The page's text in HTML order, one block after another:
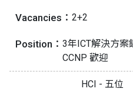
Vacancies： 2+2
Position： 3年ICT解決方案
CCNP 歡迎
HCI - 五位